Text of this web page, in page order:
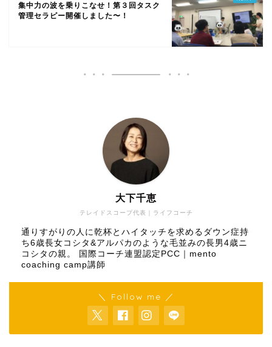
集中力の波を乗りこなせ！第３回タスク
管理セラピー開催しました〜！
テレイドスコープ代表｜ライフコーチ
大下千恵
通りすがりの人に乾杯とハイタッチを求めるダウン症持
ち6歳長女コシタ&アルパカのような毛並みの長男4歳ニ
コシタの親。 国際コーチ連盟認定PCC｜mento
coaching camp講師
＼ Follow me ／